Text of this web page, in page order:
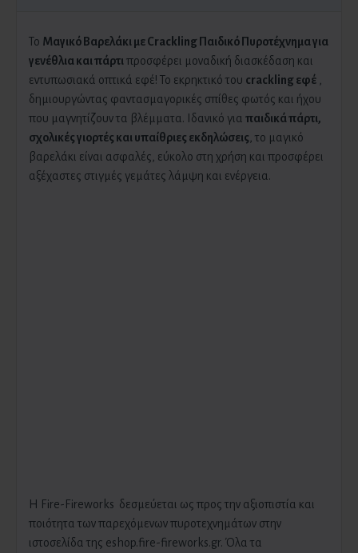
Το Μαγικό Βαρελάκι με Crackling Παιδικό Πυροτέχνημα για
γενέθλια και πάρτι προσφέρει μοναδική διασκέδαση και
εντυπωσιακά οπτικά εφέ! Το εκρηκτικό του crackling εφέ
δημιουργώντας φαντασμαγορικές σπίθες φωτός και ήχου
που μαγνητίζουν τα βλέμματα. Ιδανικό για παιδικά πάρτι,
σχολικές γιορτές και υπαίθριες εκδηλώσεις , το μαγικό
βαρελάκι είναι ασφαλές, εύκολο στη χρήση και προσφέρει
αξέχαστες στιγμές γεμάτες λάμψη και ενέργεια.
H Fire-Fireworks δεσμεύεται ως προς την αξιοπιστία και
ποιότητα των παρεχόμενων πυροτεχνημάτων στην
ιστοσελίδα της eshop.fire-fireworks.gr. Όλα τα